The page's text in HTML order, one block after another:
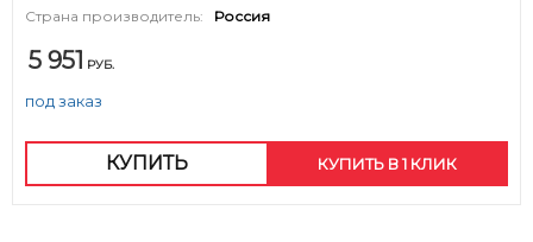
Страна производитель:
Россия
5 951 РУБ.
под заказ
КУПИТЬ КУПИТЬ В 1 КЛИК